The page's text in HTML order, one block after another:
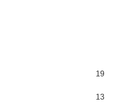
19
13